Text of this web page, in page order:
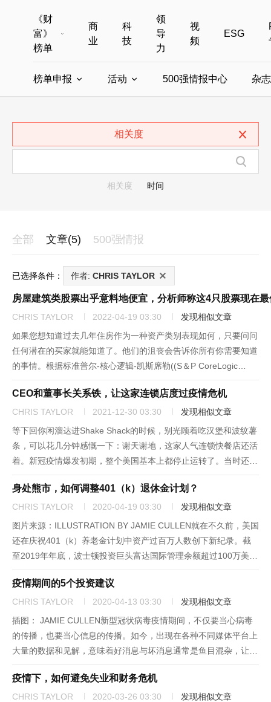
《财
富》
榜单
全部榜单
中国最具影响力商界女性
商
业
科
技
领
导
力
视
频
ESG
榜单申报 活动 500强情报中心 杂
相关度
相关度 时间
全部 文章(5) 500强情报
已选择条件： 作者: CHRIS TAYLOR
房屋建筑类股票出乎意料地便宜，分析师称这4只股票现在
CHRIS TAYLOR 2022-04-19 03:30
发现相似文章
如果您想知道过去几年住房作为一种资产类别表现如何，只要问问
任何潜在的买家就能知道了。他们的沮丧会告诉你所有你需要知道
的事情。根据标准普尔-核心逻辑-凯斯席勒((S＆P CoreLogic
Case-Shiller)指数的数据，1月份年度房价涨幅达到了19.2％，是
35年来第四高的数据。但有趣的是，从...
CEO和董事长关系铁，让这家连锁店度过疫情危机
CHRIS TAYLOR 2021-12-30 03:30
发现相似文章
等下回你闲溜达进Shake Shack的时候，别光顾着吃汉堡和波纹薯
条，可以花几分钟感慨一下：谢天谢地，这家人气连锁快餐店还活
着。新冠疫情爆发初期，整个美国基本上都停止运转了。当时还没
有疫苗，人们也几乎不知道病毒是如何传播的。因此，像Shake
Shack的CEO兰迪·加鲁蒂（Randy Garut...
身处熊市，如何调整401（k）退休金计划？
CHRIS TAYLOR 2020-04-19 03:30
发现相似文章
图片来源：ILLUSTRATION BY JAMIE CULLEN就在不久前，美国
还在庆祝401（k）养老金计划中资产过百万人数创下新纪录。截
至2019年年底，波士顿投资巨头富达国际管理余额超过100万美元
的401（k）和IRA客户人数达到创纪录的44.1万。与此同时，富达
国际401（k）计划的平均...
疫情期间的5个投资建议
CHRIS TAYLOR 2020-04-13 03:30
发现相似文章
插图： JAMIE CULLEN新型冠状病毒疫情期间，不仅要当心病毒
的传播，也要当心信息的传播。如今，出现在各种不同媒体平台上
大量的数据和见解，意味着好消息与坏消息通常是鱼目混杂，让我
们常常无法分辨，因为信息量太大了。比如说，当一个人被潮汐裹
卷时，他没有时间或条件来将一滴水与另一滴水区分开来，也就
无...
疫情下，如何避免失业和财务危机
CHRIS TAYLOR 2020-03-26 03:30
发现相似文章